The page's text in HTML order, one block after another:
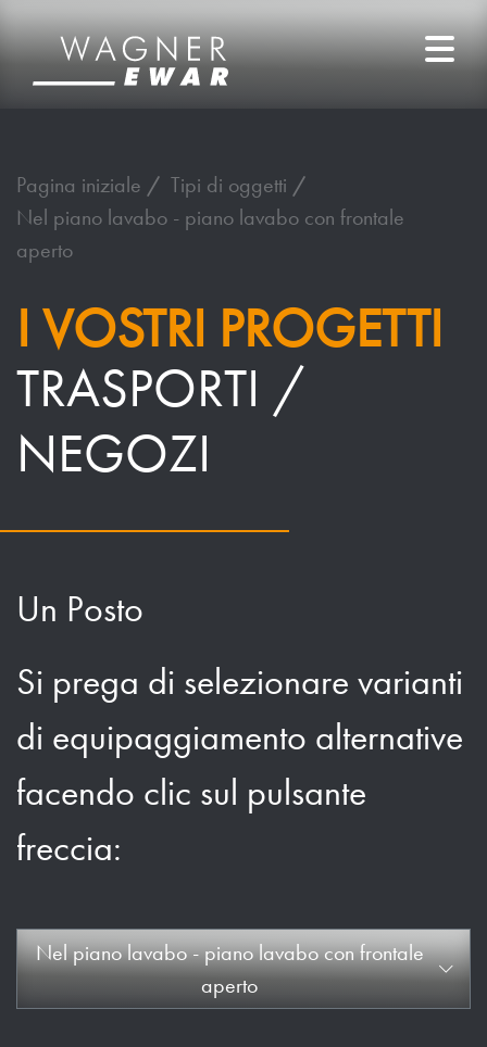
Pagina iniziale
Tipi di oggetti
Nel piano lavabo - piano lavabo con frontale
aperto
I VOSTRI PROGETTI
TRASPORTI /
NEGOZI
Un Posto
Si prega di selezionare varianti
di equipaggiamento alternative
facendo clic sul pulsante
freccia:
Nel piano lavabo - piano lavabo con frontale
aperto